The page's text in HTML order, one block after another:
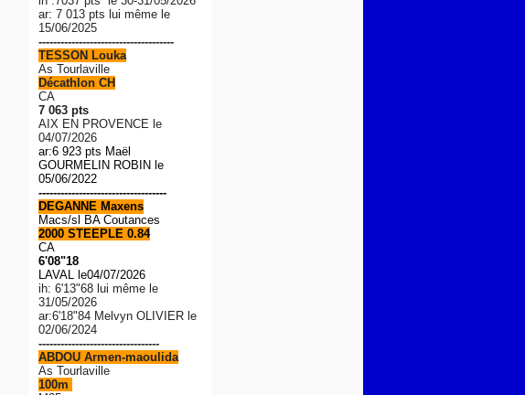
ar: 7 013 pts lui même le
15/06/2025
-------------------------------------
TESSON Louka
As Tourlaville
Décathlon CH
CA
7 063 pts
AIX EN PROVENCE le
04/07/2026
ar:6 923 pts Maël
GOURMELIN ROBIN le
05/06/2022
-----------------------------------
DEGANNE Maxens
Macs/sl BA Coutances
2000 STEEPLE 0.84
CA
6'08"18
LAVAL le04/07/2026
ih: 6'13"68 lui même le
31/05/2026
ar:6'18"84 Melvyn OLIVIER le
02/06/2024
---------------------------------
ABDOU Armen-maoulida
As Tourlaville
100m